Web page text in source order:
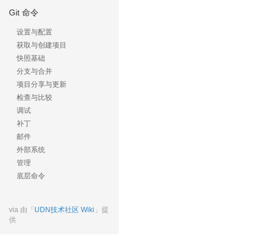
Git 命令
设置与配置
获取与创建项目
快照基础
分支与合并
项目分享与更新
检查与比较
调试
补丁
邮件
外部系统
管理
底层命令
via 由「 UDN技术社区 Wiki 」提
供